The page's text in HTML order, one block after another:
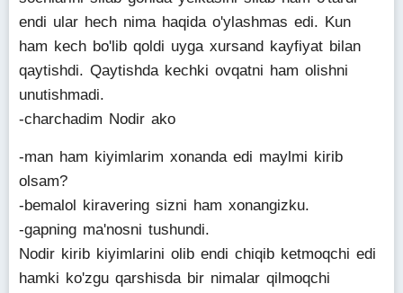
endi ular hech nima haqida o'ylashmas edi. Kun
ham kech bo'lib qoldi uyga xursand kayfiyat bilan
qaytishdi. Qaytishda kechki ovqatni ham olishni
unutishmadi.
-charchadim Nodir ako
-man ham kiyimlarim xonanda edi maylmi kirib
olsam?
-bemalol kiravering sizni ham xonangizku.
-gapning ma'nosni tushundi.
Nodir kirib kiyimlarini olib endi chiqib ketmoqchi edi
hamki ko'zgu qarshisda bir nimalar qilmoqchi